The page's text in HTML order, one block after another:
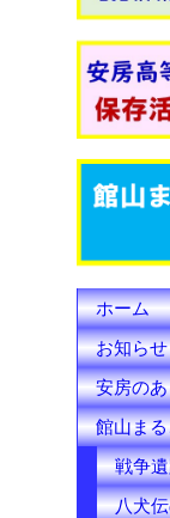
e
b
o
o
ホーム
お知らせ
安房の
館山ま
戦争
八犬